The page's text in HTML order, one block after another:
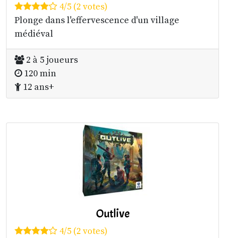
4/5 (2 votes)
Plonge dans l'effervescence d'un village
médiéval
2 à 5 joueurs
120 min
12 ans+
Outlive
4/5 (2 votes)